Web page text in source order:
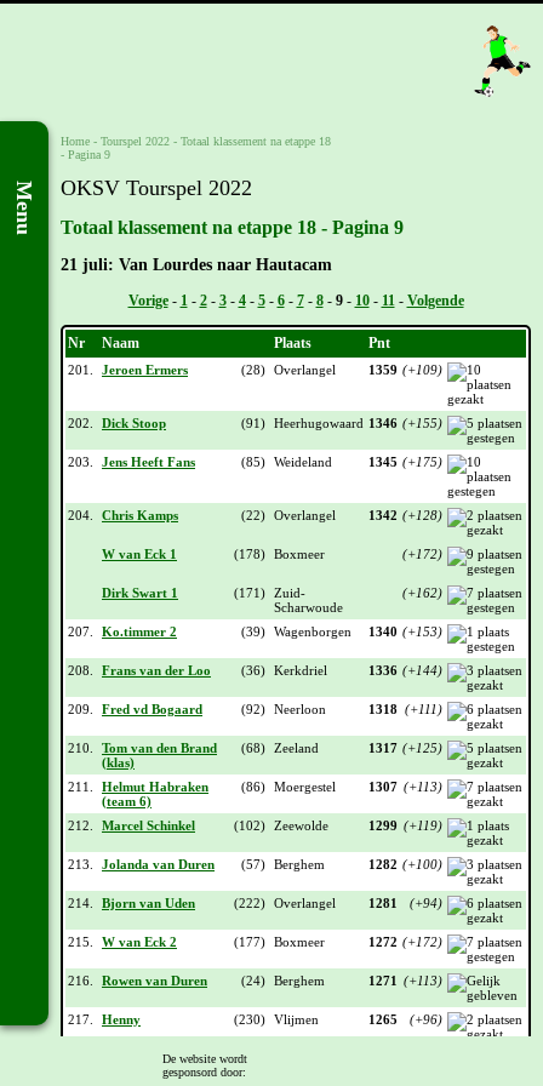
Menu
Home - Tourspel 2022 - Totaal klassement na etappe 18
- Pagina 9
OKSV Tourspel 2022
Totaal klassement na etappe 18 - Pagina 9
21 juli: Van Lourdes naar Hautacam
Vorige- 1- 2- 3- 4- 5- 6- 7- 8- 9- 10- 11- Volgende
Nr Naam Plaats Pnt
201. Jeroen Ermers (28) Overlangel 1359 (+109)
202. Dick Stoop (91) Heerhugowaard 1346 (+155)
203. Jens Heeft Fans (85) Weideland 1345 (+175)
204. Chris Kamps (22) Overlangel 1342 (+128)
W van Eck 1 (178) Boxmeer (+172)
Dirk Swart 1 (171) Zuid-
Scharwoude
(+162)
207. Ko.timmer 2 (39) Wagenborgen 1340 (+153)
208. Frans van der Loo (36) Kerkdriel 1336 (+144)
209. Fred vd Bogaard (92) Neerloon 1318 (+111)
210.
Tom van den Brand
(klas)
(68) Zeeland 1317 (+125)
211.
Helmut Habraken
(team 6)
(86) Moergestel 1307 (+113)
212. Marcel Schinkel (102) Zeewolde 1299 (+119)
213. Jolanda van Duren (57) Berghem 1282 (+100)
214. Bjorn van Uden (222) Overlangel 1281 (+94)
215. W van Eck 2 (177) Boxmeer 1272 (+172)
216. Rowen van Duren (24) Berghem 1271 (+113)
217. Henny (230) Vlijmen 1265 (+96)
Arjan Luisman 3 (176)
De website wordt
gesponsord door: